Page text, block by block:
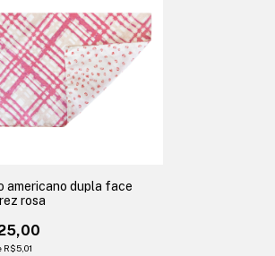
americano dupla face
rosa
R$5,01